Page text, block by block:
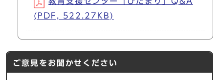
(PDF, 522.27KB)
ご意見をお聞かせください